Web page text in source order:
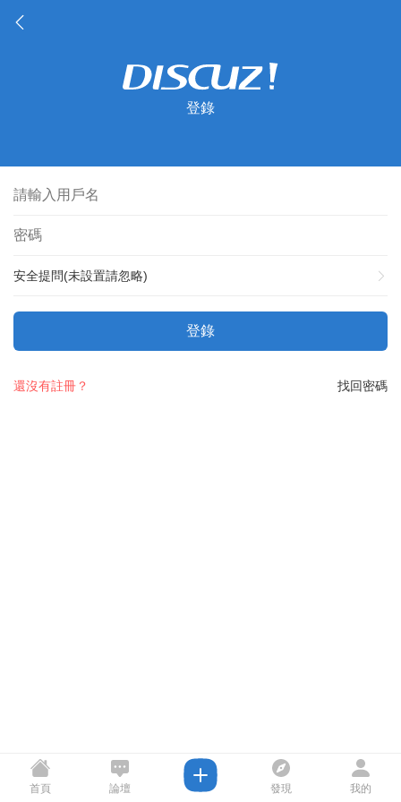
登錄
安全提問(未設置請忽略)
登錄
找回密碼
還沒有註冊？
首頁 論壇 發現 我的